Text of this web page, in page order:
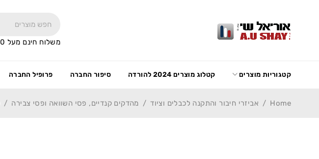
משלוח חינם מעל 400 ש"ח
קטגוריות מוצרים קטלוג מוצרים 2024 להורדה סיפור החברה פרופיל החברה
Home
/ אביזרי חיבור והתקנה לכבלים וציוד / מהדקים קנדיים, פסי השוואה ופסי צבירה /